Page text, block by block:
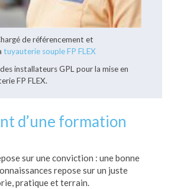
de référencement et
tuyauterie souple FP FLEX
installateurs GPL pour la mise en
FP FLEX.
d’une formation
sur une conviction : une bonne
repose sur un juste
pratique et terrain.